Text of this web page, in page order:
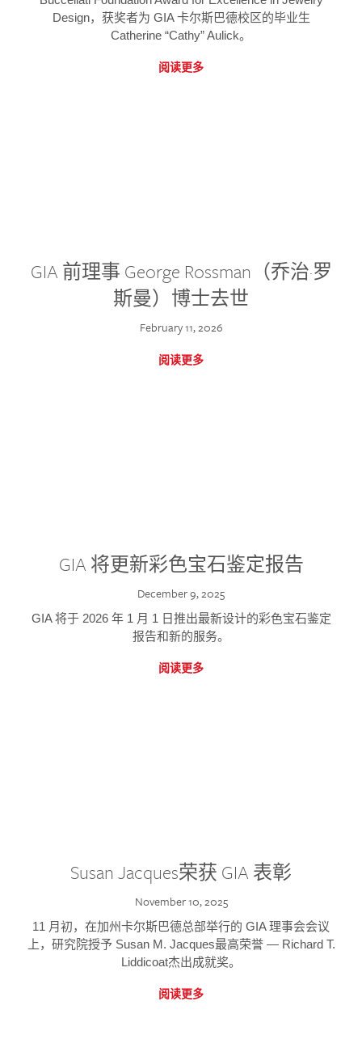
Design，获奖者为 GIA 卡尔斯巴德校区的毕业生
Catherine “Cathy” Aulick。
阅读更多
GIA 前理事 George Rossman（乔治·罗
斯曼）博士去世
February 11, 2026
阅读更多
GIA 将更新彩色宝石鉴定报告
December 9, 2025
GIA 将于 2026 年 1 月 1 日推出最新设计的彩色宝石鉴定
报告和新的服务。
阅读更多
Susan Jacques荣获 GIA 表彰
November 10, 2025
11 月初，在加州卡尔斯巴德总部举行的 GIA 理事会会议
上，研究院授予 Susan M. Jacques最高荣誉 — Richard T.
Liddicoat杰出成就奖。
阅读更多